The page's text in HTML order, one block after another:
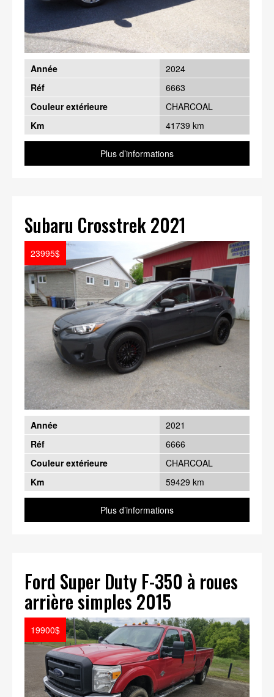
Année
2024
Réf
6663
Couleur extérieure
CHARCOAL
Km
41739 km
Plus d’informations
Subaru Crosstrek 2021
23995$
Année
2021
Réf
6666
Couleur extérieure
CHARCOAL
Km
59429 km
Plus d’informations
Ford Super Duty F-350 à roues
arrière simples 2015
19900$